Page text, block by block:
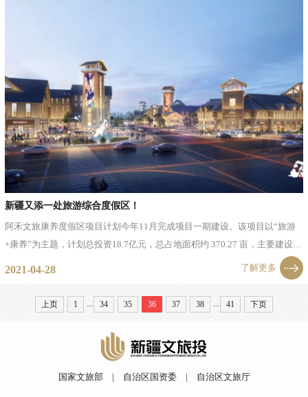
新疆又添一处旅游综合度假区！
阿禾文旅康养度假区项目计划今年11月完成项目一期建设。该项目以“旅游
+康养”为主题，计划总投资18.7亿元，总占地面积约 370.27 亩，主要建设旅
居式康养商业区、配套基础服务设施、颐养公寓、康养公寓、游客集散中
2021-04-28 了解更多
上页 1 ... 34 35 36 37 38 ... 41 下页
国家文旅部 自治区国资委 自治区文旅厅